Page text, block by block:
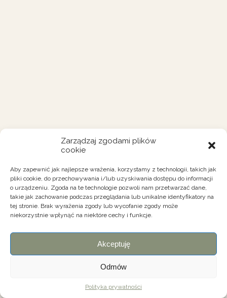
Zarządzaj zgodami plików
cookie
Aby zapewnić jak najlepsze wrażenia, korzystamy z technologii, takich jak
pliki cookie, do przechowywania i/lub uzyskiwania dostępu do informacji
o urządzeniu. Zgoda na te technologie pozwoli nam przetwarzać dane,
takie jak zachowanie podczas przeglądania lub unikalne identyfikatory na
tej stronie. Brak wyrażenia zgody lub wycofanie zgody może
niekorzystnie wpłynąć na niektóre cechy i funkcje.
Akceptuję
Odmów
Polityka prywatności